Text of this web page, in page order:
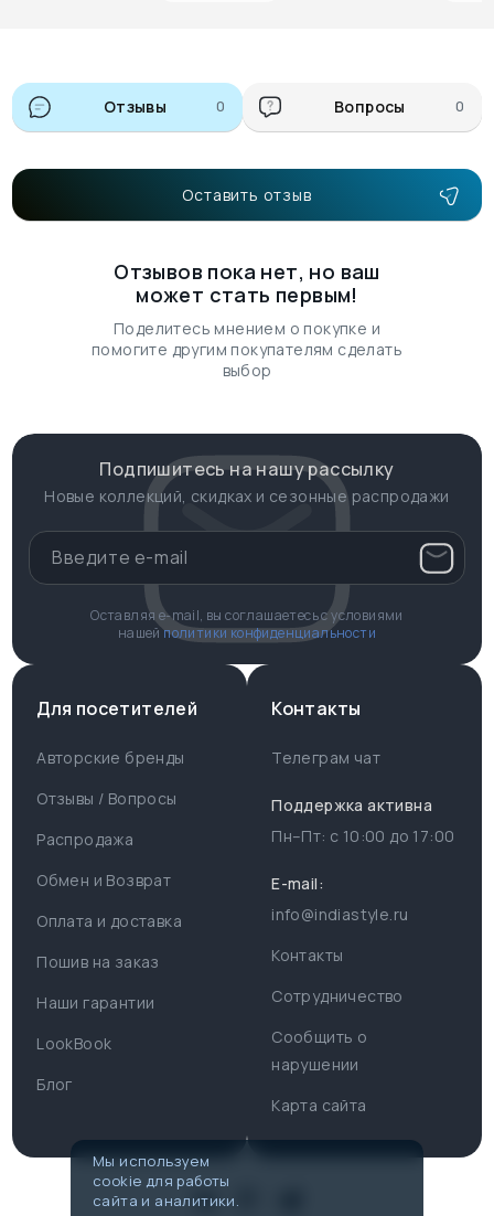
Контакты
Часы работы поддержки
Пн-Пт c 10:00 до 17:00
Telegram
E-mail
info@indiastyle.ru
Для пользователя
Информация
Наши гарантии
Контакты
Публичная оферта
Look Book
Отзывы 0 Вопросы 0
Оставить отзыв
Отзывов пока нет, но ваш
может стать первым!
Поделитесь мнением о покупке и
помогите другим покупателям сделать
выбор
Мы используем
cookie для работы
сайта и аналитики.
Для посетителей
Авторские бренды
Отзывы / Вопросы
Распродажа
Обмен и Возврат
Оплата и доставка
Пошив на заказ
Наши гарантии
LookBook
Блог
Подпишитесь на нашу рассылку
Новые коллекций, скидках и сезонные распродажи
Оставляя e-mail, вы соглашаетесь с условиями
нашейполитики конфиденциальности
Контакты
Телеграм чат
Поддержка активна
Пн–Пт: с 10:00 до 17:00
E-mail:
info@indiastyle.ru
Контакты
Сотрудничество
Сообщить о
нарушении
Карта сайта